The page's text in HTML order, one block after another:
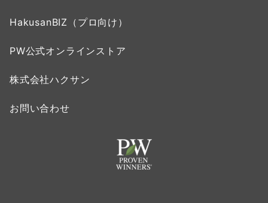
HakusanBIZ（プロ向け）
PW公式オンラインストア
株式会社ハクサン
お問い合わせ